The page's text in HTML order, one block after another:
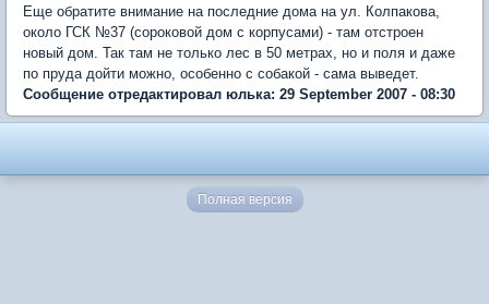
Еще обратите внимание на последние дома на ул. Колпакова,
около ГСК №37 (сороковой дом с корпусами) - там отстроен
новый дом. Так там не только лес в 50 метрах, но и поля и даже
по пруда дойти можно, особенно с собакой - сама выведет.
Сообщение отредактировал юлька: 29 September 2007 - 08:30
Полная версия